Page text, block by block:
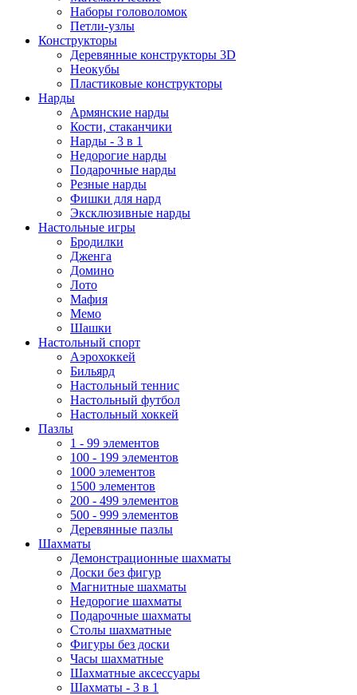
Наборы головоломок
Петли-узлы
Конструкторы
Деревянные конструкторы 3D
Неокубы
Пластиковые конструкторы
Нарды
Армянские нарды
Кости, стаканчики
Нарды - 3 в 1
Недорогие нарды
Подарочные нарды
Резные нарды
Фишки для нард
Эксклюзивные нарды
Настольные игры
Бродилки
Дженга
Домино
Лото
Мафия
Мемо
Шашки
Настольный спорт
Аэрохоккей
Бильярд
Настольный теннис
Настольный футбол
Настольный хоккей
Пазлы
1 - 99 элементов
100 - 199 элементов
1000 элементов
1500 элементов
200 - 499 элементов
500 - 999 элементов
Деревянные пазлы
Шахматы
Демонстрационные шахматы
Доски без фигур
Магнитные шахматы
Недорогие шахматы
Подарочные шахматы
Столы шахматные
Фигуры без доски
Часы шахматные
Шахматные аксессуары
Шахматы - 3 в 1